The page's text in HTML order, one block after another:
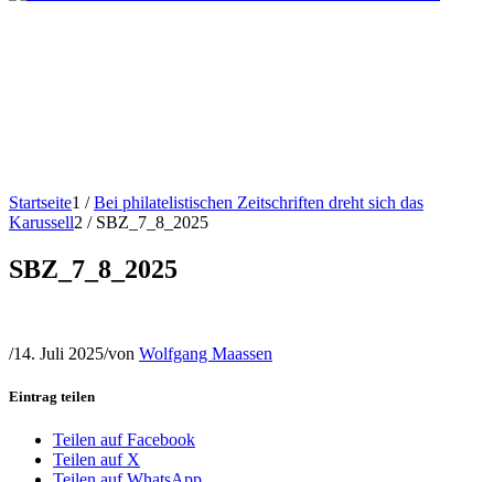
Startseite1 / Bei philatelistischen Zeitschriften dreht sich das
Karussell2 / SBZ_7_8_2025
SBZ_7_8_2025
/14. Juli 2025/von Wolfgang Maassen
Eintrag teilen
Teilen auf Facebook
Teilen auf X